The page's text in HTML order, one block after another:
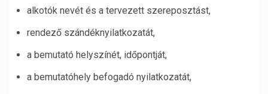
alkotók nevét és a tervezett szereposztást,
rendező szándéknyilatkozatát,
a bemutató helyszínét, időpontját,
a bemutatóhely befogadó nyilatkozatát,